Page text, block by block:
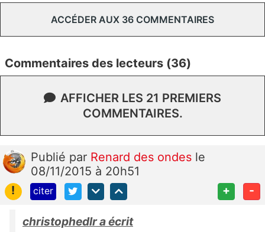
ACCÉDER AUX 36 COMMENTAIRES
Commentaires des lecteurs (36)
AFFICHER LES 21 PREMIERS
COMMENTAIRES.
Publié par Renard des ondes le
08/11/2015 à 20h51
!
citer + -
christophedlr a écrit